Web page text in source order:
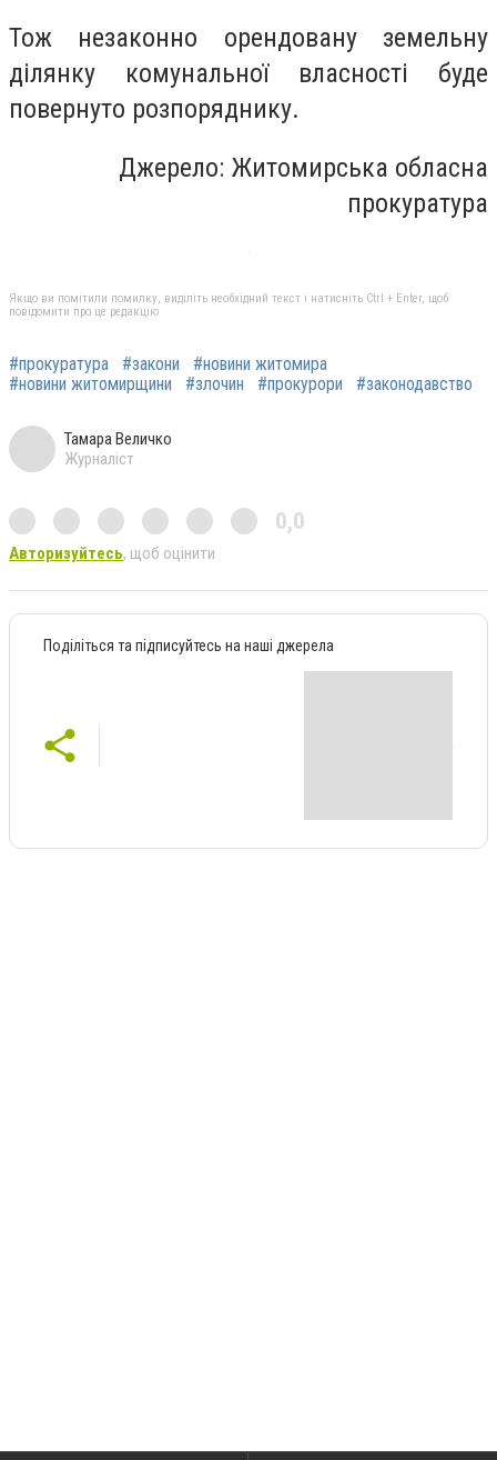
Тож незаконно орендовану земельну
ділянку комунальної власності буде
повернуто розпоряднику.
Джерело: Житомирська обласна
прокуратура
Якщо ви помітили помилку, виділіть необхідний текст і натисніть Ctrl + Enter, щоб
повідомити про це редакцію
#прокуратура #закони
#новини житомира
#новини житомирщини
#злочин #прокурори #законодавство
Тамара Величко
Журналіст
0,0
Авторизуйтесь, щоб оцінити
Поділіться та підписуйтесь на наші джерела